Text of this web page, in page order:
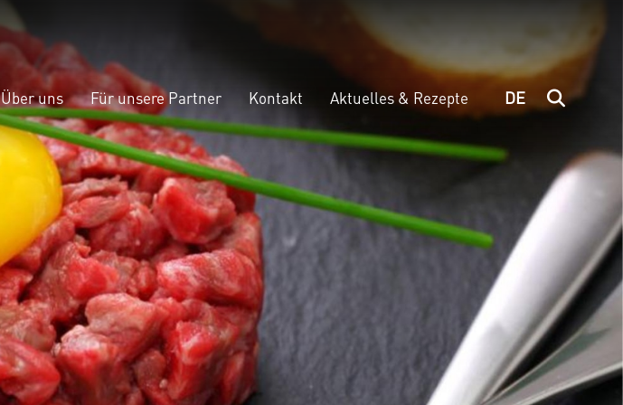
Über uns Für unsere Partner Kontakt Aktuelles & Rezepte DE